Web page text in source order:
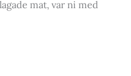
mat, var ni med